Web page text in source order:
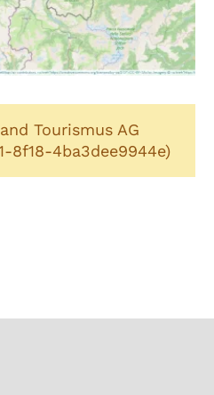
Tourismus AG
8f18-4ba3dee9944e)